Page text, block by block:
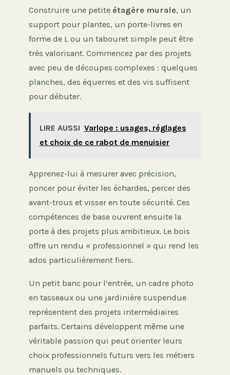
Construire une petite étagère murale, un
support pour plantes, un porte-livres en
forme de L ou un tabouret simple peut être
très valorisant. Commencez par des projets
avec peu de découpes complexes : quelques
planches, des équerres et des vis suffisent
pour débuter.
LIRE AUSSI Varlope : usages, réglages
et choix de ce rabot de menuisier
Apprenez-lui à mesurer avec précision,
poncer pour éviter les échardes, percer des
avant-trous et visser en toute sécurité. Ces
compétences de base ouvrent ensuite la
porte à des projets plus ambitieux. Le bois
offre un rendu « professionnel » qui rend les
ados particulièrement fiers.
Un petit banc pour l’entrée, un cadre photo
en tasseaux ou une jardinière suspendue
représentent des projets intermédiaires
parfaits. Certains développent même une
véritable passion qui peut orienter leurs
choix professionnels futurs vers les métiers
manuels ou techniques.